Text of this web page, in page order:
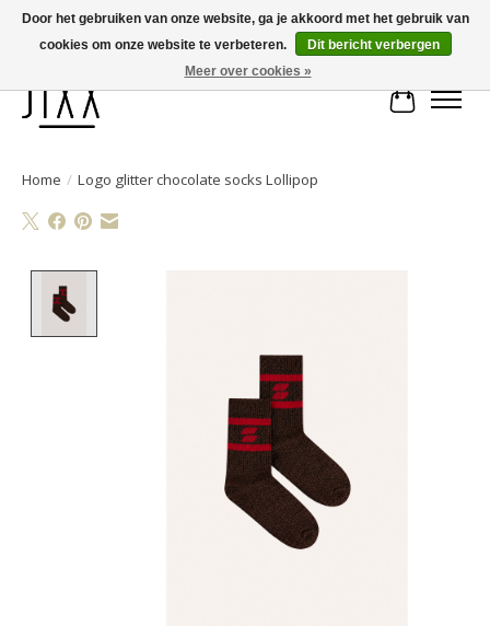
Voor 14.00 uur besteld, vandaag verstuurd | Gratis verzending vanaf € 75
Home / Logo glitter chocolate socks Lollipop
Door het gebruiken van onze website, ga je akkoord met het gebruik van
cookies om onze website te verbeteren.
Dit bericht verbergen
Meer over cookies »